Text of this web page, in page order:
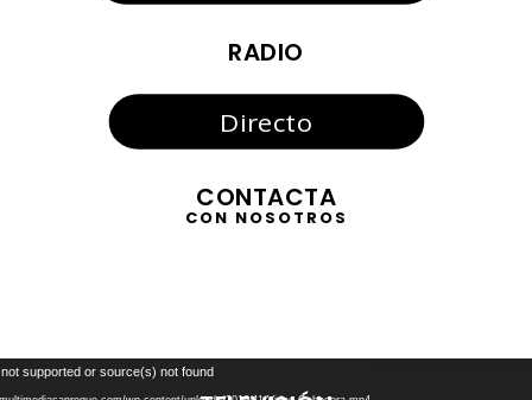
RADIO
Directo
CONTACTA
CON NOSOTROS
Reproductor
supported or source(s) not found